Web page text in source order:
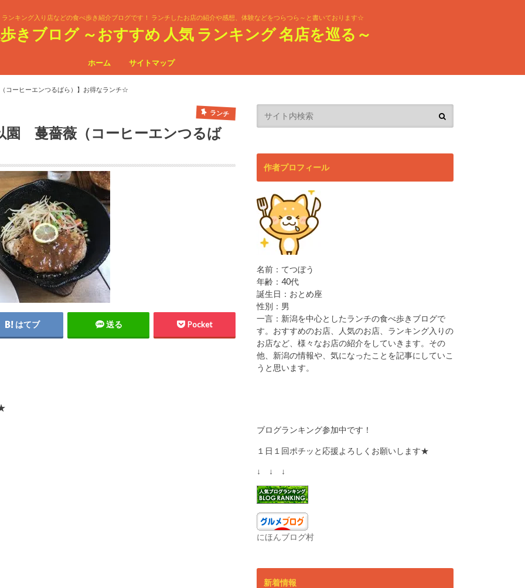
ンキング入り店などの食べ歩き紹介ブログです！ ランチしたお店の紹介や感想、体験などをつらつら～と書いております☆
きブログ ～おすすめ 人気 ランキング 名店を巡る～
ホーム サイトマップ
ーヒーエンつるばら）】お得なランチ☆
ランチ
園 蔓薔薇（コーヒーエンつるば
はてブ 送る Pocket
作者プロフィール
名前：てつぼう
年齢：40代
誕生日：おとめ座
性別：男
一言：新潟を中心としたランチの食べ歩きブログで
す。おすすめのお店、人気のお店、ランキング入りの
お店など、様々なお店の紹介をしていきます。その
他、新潟の情報や、気になったことを記事にしていこ
うと思います。
ブログランキング参加中です！
１日１回ポチッと応援よろしくお願いします★
↓ ↓ ↓
にほんブログ村
新着情報